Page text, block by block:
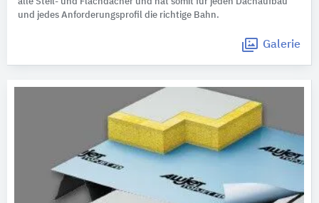
und jedes Anforderungsprofil die richtige Bahn.
Galerie